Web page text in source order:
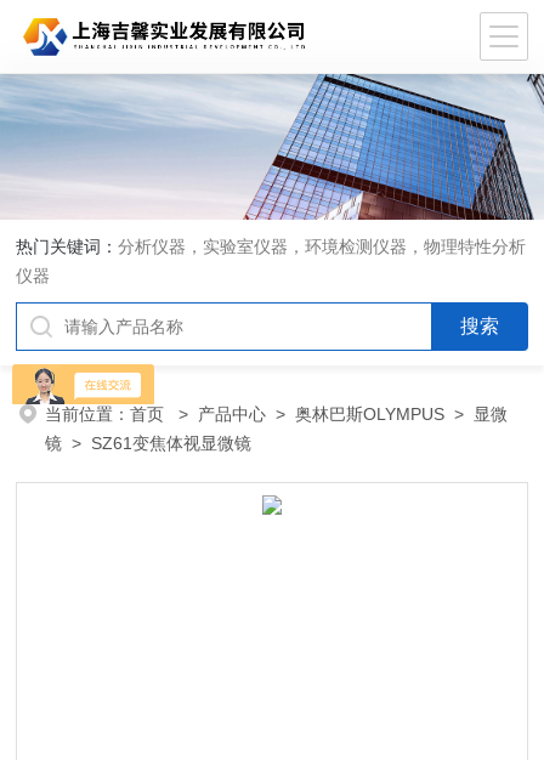
热门关键词：分析仪器，实验室仪器，环境检测仪器，物理特性分析
仪器
当前位置：首页 > 产品中心 >奥林巴斯OLYMPUS > 显微
镜 > SZ61变焦体视显微镜